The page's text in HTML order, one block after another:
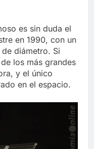
es sin duda el
en 1990, con un
diámetro. Si
los más grandes
y el único
en el espacio.